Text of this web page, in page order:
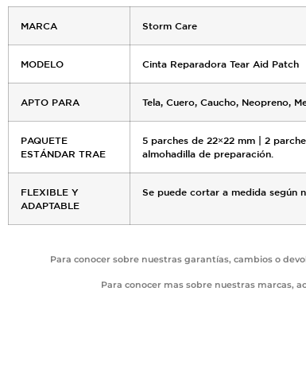
MARCA Storm Care
MODELO Cinta Reparadora Tear Aid Patch
APTO PARA Tela, Cuero, Caucho, Neopreno,
PAQUETE
ESTÁNDAR TRAE
5 parches de 22×22 mm | 2
almohadilla de preparación.
FLEXIBLE Y
ADAPTABLE
Se puede cortar a medida según
Para conocer sobre nuestras garantías, cambios o
Para conocer mas sobre nuestras marcas,